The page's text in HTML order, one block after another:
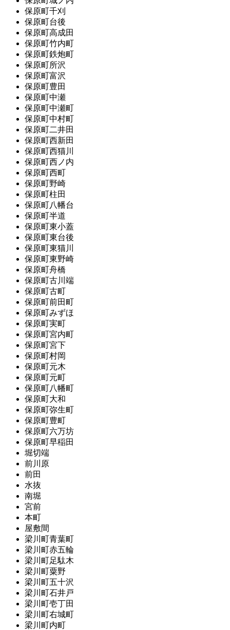
保原町千刈
保原町台後
保原町高成田
保原町竹内町
保原町鉄炮町
保原町所沢
保原町富沢
保原町豊田
保原町中瀬
保原町中瀬町
保原町中村町
保原町二井田
保原町西新田
保原町西猫川
保原町西ノ内
保原町西町
保原町野崎
保原町柱田
保原町八幡台
保原町半道
保原町東小蓋
保原町東台後
保原町東猫川
保原町東野崎
保原町舟橋
保原町古川端
保原町古町
保原町前田町
保原町みずほ
保原町実町
保原町宮内町
保原町宮下
保原町村岡
保原町元木
保原町元町
保原町八幡町
保原町大和
保原町弥生町
保原町豊町
保原町六万坊
保原町早稲田
堀切端
前川原
前田
水抜
南堀
宮前
本町
屋敷間
梁川町青葉町
梁川町赤五輪
梁川町足駄木
梁川町粟野
梁川町五十沢
梁川町石井戸
梁川町壱丁田
梁川町右城町
梁川町内町